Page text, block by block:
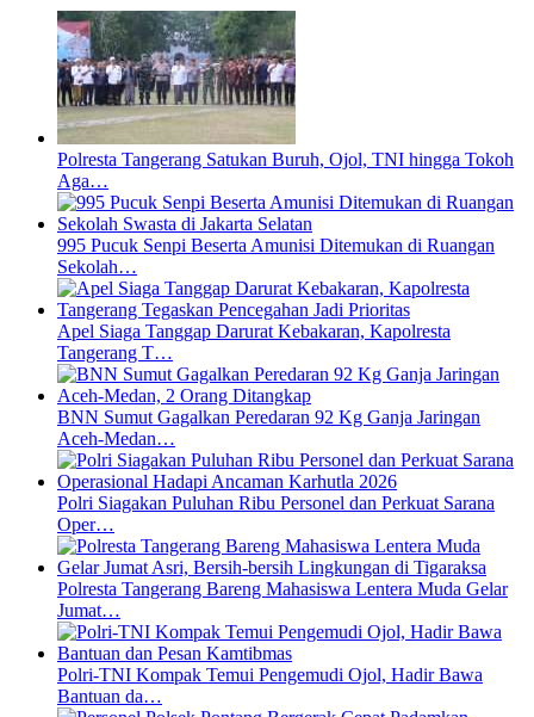
Polresta Tangerang Satukan Buruh, Ojol, TNI hingga Tokoh
Aga…
995 Pucuk Senpi Beserta Amunisi Ditemukan di Ruangan
Sekolah…
Apel Siaga Tanggap Darurat Kebakaran, Kapolresta
Tangerang T…
BNN Sumut Gagalkan Peredaran 92 Kg Ganja Jaringan
Aceh-Medan…
Polri Siagakan Puluhan Ribu Personel dan Perkuat Sarana
Oper…
Polresta Tangerang Bareng Mahasiswa Lentera Muda Gelar
Jumat…
Polri-TNI Kompak Temui Pengemudi Ojol, Hadir Bawa
Bantuan da…